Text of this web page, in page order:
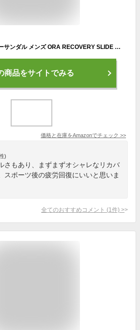
[ホカ オネオネ] シャワーサンダル メンズ ORA RECOVERY SLIDE オラ リカバリー スライド 1099673 BBLC ２７．０
商品をサイトでみる
価格と在庫をAmazonでチェック >>
)
さもあり、まずまずオシャレなリカバ
スポーツ後の疲労回復にいいと思いま
全てのおすすめコメント (1 件) >